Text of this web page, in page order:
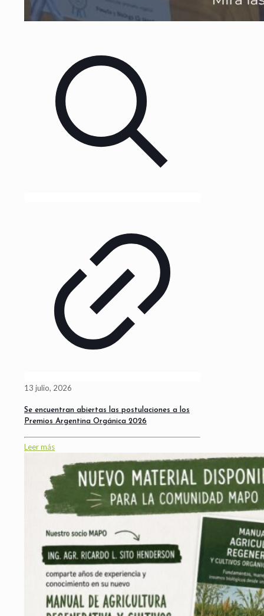
13 julio, 2026
Se encuentran abiertas las postulaciones a los
Premios Argentina Orgánica 2026
Leer más